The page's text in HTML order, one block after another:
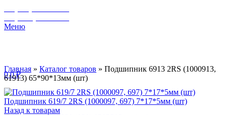
Меню
00₽
Главная » Каталог товаров » Подшипник 6913 2RS (1000913,
61913) 65*90*13мм (шт)
Подшипник 619/7 2RS (1000097, 697) 7*17*5мм (шт)
Назад к товарам